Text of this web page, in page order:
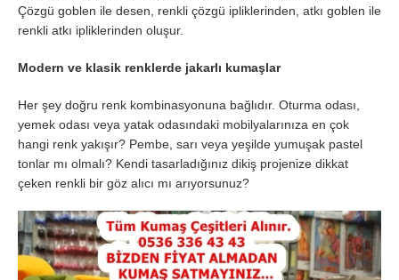
Çözgü goblen ile desen, renkli çözgü ipliklerinden, atkı goblen ile
renkli atkı ipliklerinden oluşur.
Modern ve klasik renklerde jakarlı kumaşlar
Her şey doğru renk kombinasyonuna bağlıdır. Oturma odası,
yemek odası veya yatak odasındaki mobilyalarınıza en çok
hangi renk yakışır? Pembe, sarı veya yeşilde yumuşak pastel
tonlar mı olmalı? Kendi tasarladığınız dikiş projenize dikkat
çeken renkli bir göz alıcı mı arıyorsunuz?